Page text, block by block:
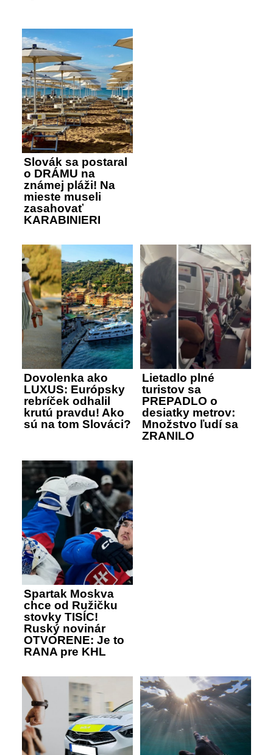
Slovák sa postaral
o DRÁMU na
známej pláži! Na
mieste museli
zasahovať
KARABINIERI
Dovolenka ako
LUXUS: Európsky
rebríček odhalil
krutú pravdu! Ako
sú na tom Slováci?
Lietadlo plné
turistov sa
PREPADLO o
desiatky metrov:
Množstvo ľudí sa
ZRANILO
Spartak Moskva
chce od Ružičku
stovky TISÍC!
Ruský novinár
OTVORENE: Je to
RANA pre KHL